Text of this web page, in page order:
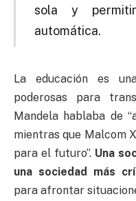
sola y
automática.
La educación es
poderosas para
Mandela hablaba de
mientras que Malcom
para el futuro”. Una
una sociedad más
para afrontar